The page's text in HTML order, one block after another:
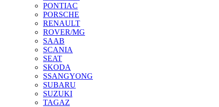
PONTIAC
PORSCHE
RENAULT
ROVER/MG
SAAB
SCANIA
SEAT
SKODA
SSANGYONG
SUBARU
SUZUKI
TAGAZ